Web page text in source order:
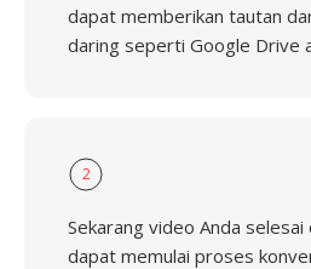
dapat memberikan tautan
daring seperti Google Drive
2
Sekarang video Anda selesai
dapat memulai proses